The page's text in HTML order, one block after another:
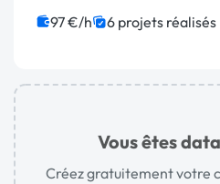
97 €/h 6 projets réalisés
Vous êtes
Créez gratuitement votre